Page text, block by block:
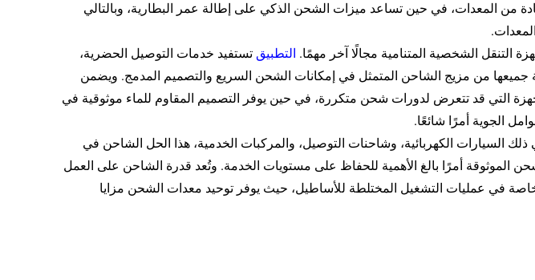
من المعدات، في حين تساعد ميزات الشحن الذكي على إطالة عمر البطارية، وبالتالي
التنقل الشخصية المتنامية مجالًا آخر مهمًا. التطبيق تستفيد خدمات التوصيل الحضرية،
جميعها من مزيج الشاحن المتمثل في إمكانات الشحن السريع والتصميم المدمج. ويضمن
التي قد تتعرض لدورات شحن متكررة، في حين يوفر التصميم المقاوم للماء موثوقية في
الجوية أمرًا شائعًا.
السيارات الكهربائية، وشاحنات التوصيل، والمركبات الخدمية، هذا الحل الشاحن في
الموثوقة أمرًا بالغ الأهمية للحفاظ على مستويات الخدمة. وتُعد قدرة الشاحن على العمل
في عمليات التشغيل المختلطة للأساطيل، حيث يوفر توحيد معدات الشحن مزايا